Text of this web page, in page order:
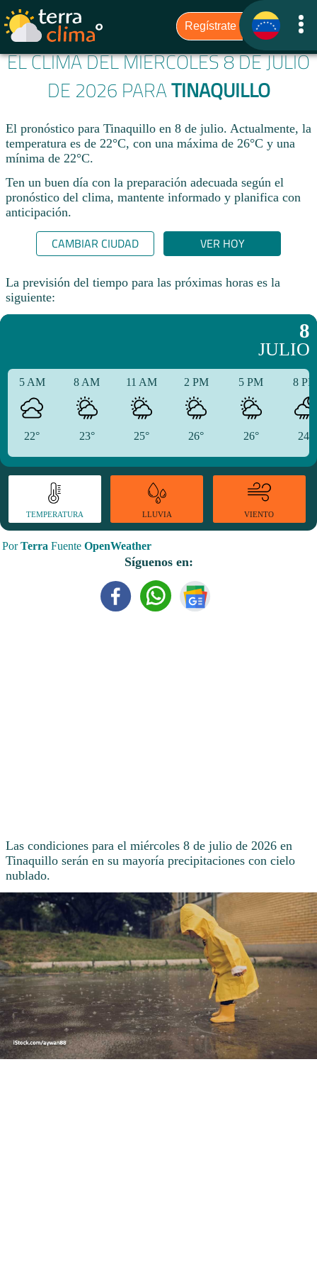
EL CLIMA DEL MIÉRCOLES 8 DE JULIO
DE 2026 PARATINAQUILLO
El pronóstico para Tinaquillo en 8 de julio. Actualmente, la
temperatura es de 22°C, con una máxima de 26°C y una
mínima de 22°C.
Ten un buen día con la preparación adecuada según el
pronóstico del clima, mantente informado y planifica con
anticipación.​
CAMBIAR CIUDAD VER HOY
La previsión del tiempo para las próximas horas es la
siguiente:
8
JULIO
5 AM
22°
8 AM
23°
11 AM
25°
2 PM
26°
5 PM
26°
8
24°
TEMPERATURA LLUVIA VIENTO
PorTerra Fuente OpenWeather
Síguenos en:
Las condiciones para el miércoles 8 de julio de 2026 en
Tinaquillo serán en su mayoría precipitaciones con cielo
nublado.